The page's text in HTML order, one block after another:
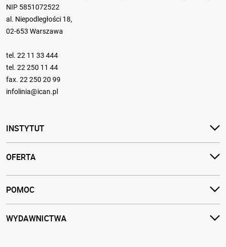
NIP 5851072522
al. Niepodległości 18,
02-653 Warszawa
tel. 22 11 33 444
tel. 22 250 11 44
fax. 22 250 20 99
infolinia@ican.pl
INSTYTUT
OFERTA
POMOC
WYDAWNICTWA